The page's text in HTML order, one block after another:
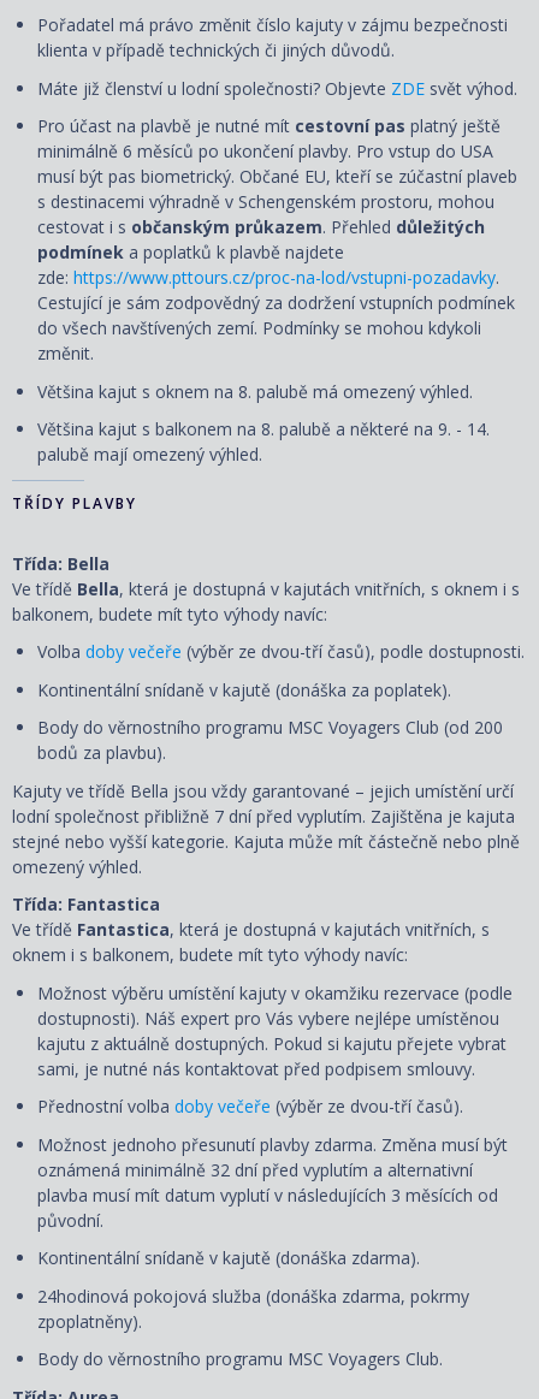
Pořadatel má právo změnit číslo kajuty v zájmu bezpečnosti
klienta v případě technických či jiných důvodů.
Máte již členství u lodní společnosti? Objevte ZDE svět výhod.
Pro účast na plavbě je nutné mít cestovní pas platný ještě
minimálně 6 měsíců po ukončení plavby. Pro vstup do USA
musí být pas biometrický. Občané EU, kteří se zúčastní plaveb
s destinacemi výhradně v Schengenském prostoru, mohou
cestovat i s občanským průkazem. Přehled důležitých
podmínek a poplatků k plavbě najdete
zde: https://www.pttours.cz/proc-na-lod/vstupni-pozadavky.
Cestující je sám zodpovědný za dodržení vstupních podmínek
do všech navštívených zemí. Podmínky se mohou kdykoli
změnit.
Většina kajut s oknem na 8. palubě má omezený výhled.
Většina kajut s balkonem na 8. palubě a některé na 9. - 14.
palubě mají omezený výhled.
TŘÍDY PLAVBY
Třída: Bella
Ve třídě Bella, která je dostupná v kajutách vnitřních, s oknem i s
balkonem, budete mít tyto výhody navíc:
Volba doby večeře (výběr ze dvou-tří časů), podle dostupnosti.
Kontinentální snídaně v kajutě (donáška za poplatek).
Body do věrnostního programu MSC Voyagers Club (od 200
bodů za plavbu).
Kajuty ve třídě Bella jsou vždy garantované – jejich umístění určí
lodní společnost přibližně 7 dní před vyplutím. Zajištěna je kajuta
stejné nebo vyšší kategorie. Kajuta může mít částečně nebo plně
omezený výhled.
Třída: Fantastica
Ve třídě Fantastica, která je dostupná v kajutách vnitřních, s
oknem i s balkonem, budete mít tyto výhody navíc:
Možnost výběru umístění kajuty v okamžiku rezervace (podle
dostupnosti). Náš expert pro Vás vybere nejlépe umístěnou
kajutu z aktuálně dostupných. Pokud si kajutu přejete vybrat
sami, je nutné nás kontaktovat před podpisem smlouvy.
Přednostní volba doby večeře (výběr ze dvou-tří časů).
Možnost jednoho přesunutí plavby zdarma. Změna musí být
oznámená minimálně 32 dní před vyplutím a alternativní
plavba musí mít datum vyplutí v následujících 3 měsících od
původní.
Kontinentální snídaně v kajutě (donáška zdarma).
24hodinová pokojová služba (donáška zdarma, pokrmy
zpoplatněny).
Body do věrnostního programu MSC Voyagers Club.